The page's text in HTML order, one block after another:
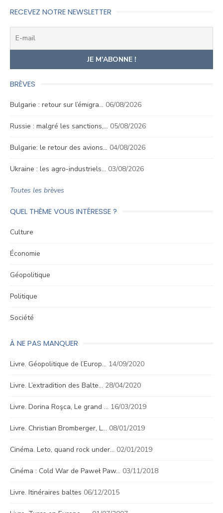
RECEVEZ NOTRE NEWSLETTER
BRÈVES
Bulgarie : retour sur l’émigra… 06/08/2026
Russie : malgré les sanctions,… 05/08/2026
Bulgarie: le retour des avions… 04/08/2026
Ukraine : les agro-industriels… 03/08/2026
Toutes les brèves
QUEL THÈME VOUS INTÉRESSE ?
Culture
Économie
Géopolitique
Politique
Société
À NE PAS MANQUER
Livre. Géopolitique de l’Europ… 14/09/2020
Livre. L’extradition des Balte… 28/04/2020
Livre. Dorina Roşca, Le grand … 16/03/2019
Livre. Christian Bromberger, L… 08/01/2019
Cinéma. Leto, quand rock under… 02/01/2019
Cinéma : Cold War de Paweł Paw… 03/11/2018
Livre. Itinéraires baltes 06/12/2015